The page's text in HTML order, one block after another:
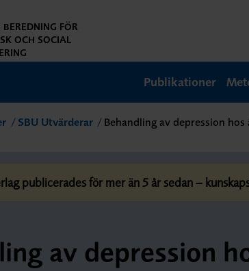
BEREDNING FÖR
OCH SOCIAL
Publikationer
SBU Utvärderar Behandling av depression hos
publicerades för mer än 5 år sedan –
av depression